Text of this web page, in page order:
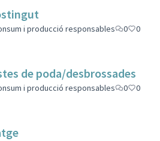
i producció responsables 0 0
de poda/desbrossades
i producció responsables 0 0